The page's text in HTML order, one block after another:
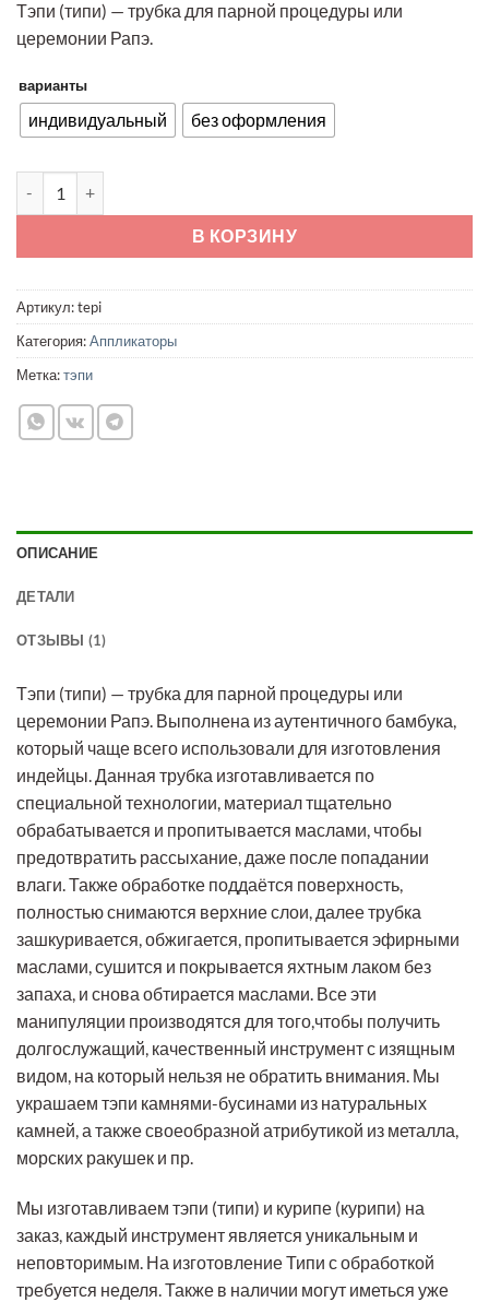
опроса
пользователя
1990 ₽
Тэпи (типи) — трубка для парной процедуры или
церемонии Рапэ.
варианты
индивидуальный без оформления
В КОРЗИНУ
Артикул:tepi
Категория:Аппликаторы
Метка:тэпи
ОПИСАНИЕ
ДЕТАЛИ
ОТЗЫВЫ (1)
Тэпи (типи) — трубка для парной процедуры или
церемонии Рапэ. Выполнена из аутентичного бамбука,
который чаще всего использовали для изготовления
индейцы. Данная трубка изготавливается по
специальной технологии, материал тщательно
обрабатывается и пропитывается маслами, чтобы
предотвратить рассыхание, даже после попадании
влаги. Также обработке поддаётся поверхность,
полностью снимаются верхние слои, далее трубка
зашкуривается, обжигается, пропитывается эфирными
маслами, сушится и покрывается яхтным лаком без
запаха, и снова обтирается маслами. Все эти
манипуляции производятся для того,чтобы получить
долгослужащий, качественный инструмент с изящным
видом, на который нельзя не обратить внимания. Мы
украшаем тэпи камнями-бусинами из натуральных
камней, а также своеобразной атрибутикой из металла,
морских ракушек и пр.
Мы изготавливаем тэпи (типи) и курипе (курипи) на
заказ, каждый инструмент является уникальным и
неповторимым. На изготовление Типи с обработкой
требуется неделя. Также в наличии могут иметься уже